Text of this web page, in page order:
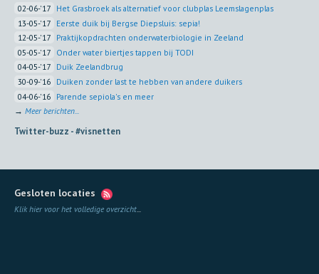
02-06-'17 Het Grasbroek als alternatief voor clubplas Leemslagenplas
13-05-'17 Eerste duik bij Bergse Diepsluis: sepia!
12-05-'17 Praktijkopdrachten onderwaterbiologie in Zeeland
05-05-'17 Onder water biertjes tappen bij TODI
04-05-'17 Duik Zeelandbrug
30-09-'16 Duiken zonder last te hebben van andere duikers
04-06-'16 Parende sepiola's en meer
→ Meer berichten...
Twitter-buzz -#visnetten
Gesloten locaties
Klik hier voor het volledige overzicht